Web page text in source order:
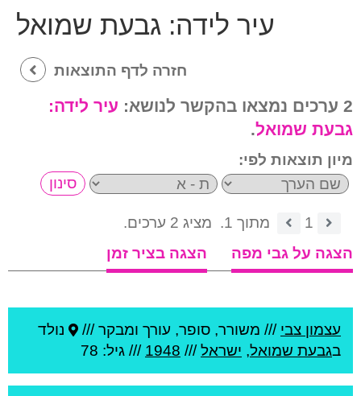
עיר לידה: גבעת שמואל
חזרה לדף התוצאות
2 ערכים נמצאו בהקשר לנושא:
עיר לידה:
גבעת שמואל.
מיון תוצאות לפי:
1 מתוך 1.
מציג 2 ערכים.
הצגה על גבי מפה
הצגה בציר זמן
עצמון צבי /// משורר, סופר, עורך ומבקר ///
נולד
בגבעת שמואל, ישראל///
1948 /// גיל: 78